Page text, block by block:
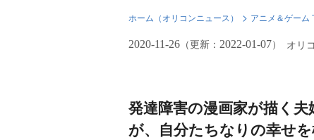
ホーム（オリコンニュース） アニメ＆ゲーム
2020-11-26 （更新： 2022-01-07） オリ
発達障害の漫画家が描く
が、自分たちなりの幸せを